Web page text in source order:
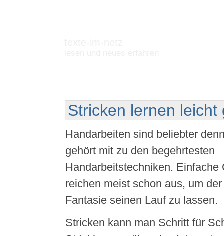
Stricken lernen leicht
Handarbeiten sind beliebter
gehört mit zu den begehrtesten
Handarbeitstechniken. Einfache
reichen meist schon aus, um
Fantasie seinen Lauf zu lassen.
Stricken kann man Schritt für